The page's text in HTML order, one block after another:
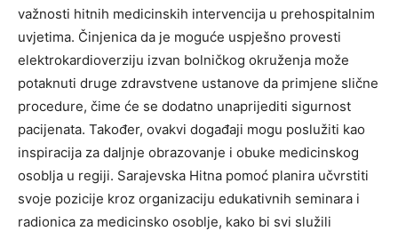
važnosti hitnih medicinskih intervencija u prehospitalnim
uvjetima. Činjenica da je moguće uspješno provesti
elektrokardioverziju izvan bolničkog okruženja može
potaknuti druge zdravstvene ustanove da primjene slične
procedure, čime će se dodatno unaprijediti sigurnost
pacijenata. Također, ovakvi događaji mogu poslužiti kao
inspiracija za daljnje obrazovanje i obuke medicinskog
osoblja u regiji. Sarajevska Hitna pomoć planira učvrstiti
svoje pozicije kroz organizaciju edukativnih seminara i
radionica za medicinsko osoblje, kako bi svi služili